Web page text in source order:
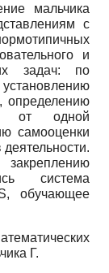
мальчика
с
и
задач: по
, определению
от одной
самооценки
система
обучающее
Г.